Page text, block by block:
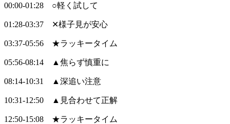
00:00-01:28 ○軽く試して
01:28-03:37 ✕様子見が安心
03:37-05:56 ★ラッキータイム
05:56-08:14 ▲焦らず慎重に
08:14-10:31 ▲深追い注意
10:31-12:50 ▲見合わせて正解
12:50-15:08 ★ラッキータイム